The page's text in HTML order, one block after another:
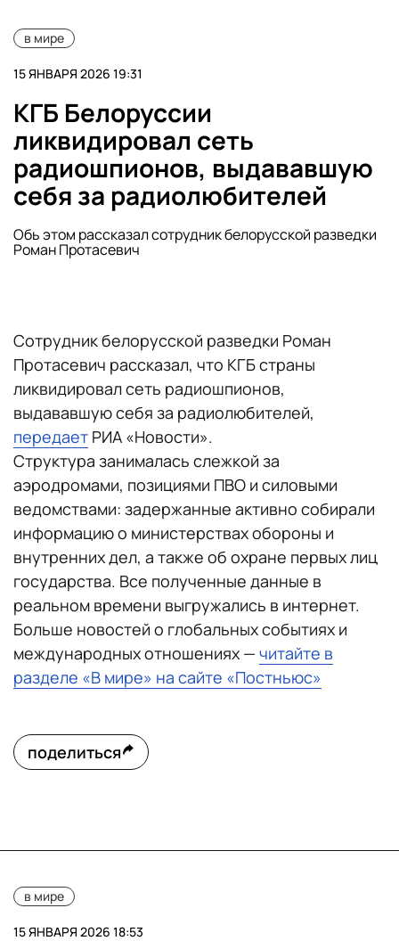
в мире
15 ЯНВАРЯ 2026 19:31
КГБ Белоруссии
ликвидировал сеть
радиошпионов, выдававшую
себя за радиолюбителей
Обь этом рассказал сотрудник белорусской разведки
Роман Протасевич
Сотрудник белорусской разведки Роман
Протасевич рассказал, что КГБ страны
ликвидировал сеть радиошпионов,
выдававшую себя за радиолюбителей,
передает РИА «Новости».
Структура занималась слежкой за
аэродромами, позициями ПВО и силовыми
ведомствами: задержанные активно собирали
информацию о министерствах обороны и
внутренних дел, а также об охране первых лиц
государства. Все полученные данные в
реальном времени выгружались в интернет.
Больше новостей о глобальных событиях и
международных отношениях — читайте в
разделе «В мире» на сайте «Постньюс»
поделиться
в мире
15 ЯНВАРЯ 2026 18:53